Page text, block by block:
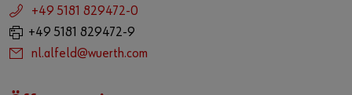
+49 5181 829472-0
+49 5181 829472-9
nl.alfeld@wuerth.com